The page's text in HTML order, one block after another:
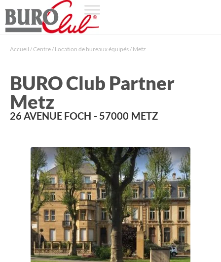
Accueil /Centre/ Location de bureaux équipés/ Metz
BURO Club Partner
Metz
26 AVENUE FOCH - 57000 METZ